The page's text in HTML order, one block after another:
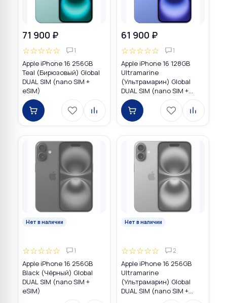
71 900 ₽
☆☆☆☆☆ 1
Apple iPhone 16 256GB
Teal (Бирюзовый) Global
DUAL SIM (nano SIM +
eSIM)
61 900 ₽
☆☆☆☆☆ 1
Apple iPhone 16 128GB
Ultramarine
(Ультрамарин) Global
DUAL SIM (nano SIM +
eSIM)
Нет в наличии
☆☆☆☆☆ 1
Apple iPhone 16 256GB
Black (Чёрный) Global
DUAL SIM (nano SIM +
eSIM)
Нет в наличии
☆☆☆☆☆ 2
Apple iPhone 16 256GB
Ultramarine
(Ультрамарин) Global
DUAL SIM (nano SIM +